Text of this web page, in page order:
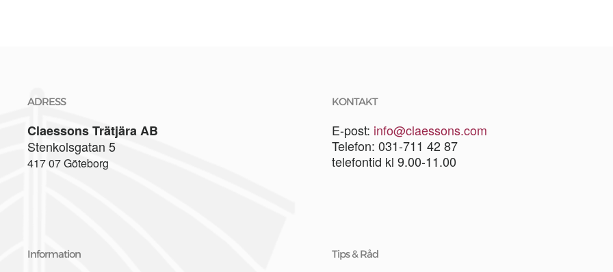
ADRESS
Claessons Trätjära AB
Stenkolsgatan 5
417 07 Göteborg
KONTAKT
E-post: info@claessons.com
Telefon: 031-711 42 87
telefontid kl 9.00-11.00
Information Tips & Råd